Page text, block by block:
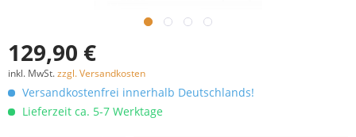
129,90 €
inkl. MwSt.zzgl. Versandkosten
Versandkostenfrei innerhalb Deutschlands!
Lieferzeit ca. 5-7 Werktage